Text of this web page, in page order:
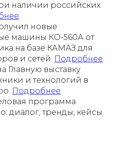
наличии российских
.
новые
машины КО-560А от
на базе КАМАЗ для
и сетей. Подробнее.
Главную выставку
и технологий в
Подробнее.
программа
диалог, тренды, кейсы.